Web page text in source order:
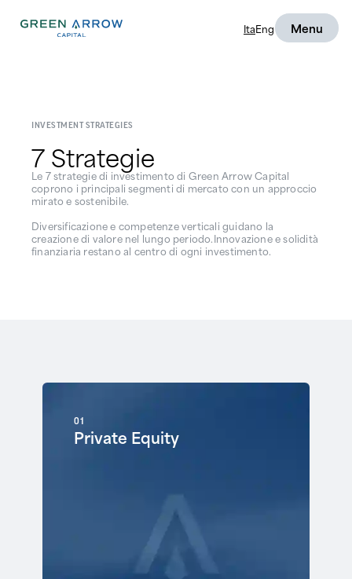
ItaEng Menu
INVESTMENT STRATEGIES
7 Strategie
Le 7 strategie di investimento di Green Arrow Capital
coprono i principali segmenti di mercato con un approccio
mirato e sostenibile.
Diversificazione e competenze verticali guidano la
creazione di valore nel lungo periodo.Innovazione e solidità
finanziaria restano al centro di ogni investimento.
01
Private Equity